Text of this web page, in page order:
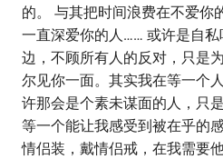
的。 与其把时间浪费在不爱你
一直深爱你的人…… 或许是自
边，不顾所有人的反对，只是
尔见你一面。其实我在等一个
许那会是个素未谋面的人，只
等一个能让我感受到被在乎的
情侣装，戴情侣戒，在我需要